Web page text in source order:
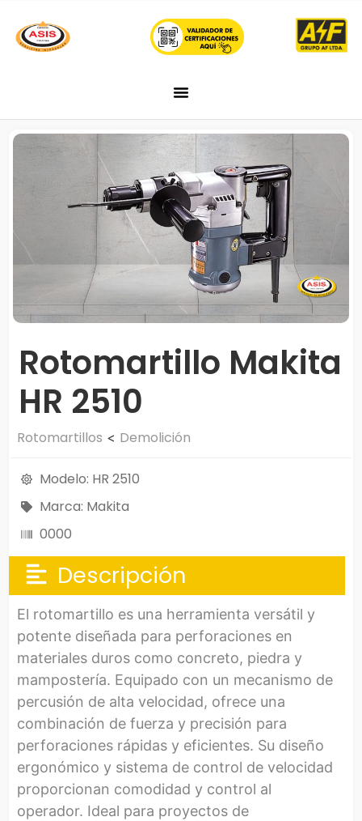
Rotomartillo Makita
HR 2510
Rotomartillos < Demolición
Modelo: HR 2510
Marca: Makita
0000
Descripción
El rotomartillo es una herramienta versátil y
potente diseñada para perforaciones en
materiales duros como concreto, piedra y
mampostería. Equipado con un mecanismo de
percusión de alta velocidad, ofrece una
combinación de fuerza y precisión para
perforaciones rápidas y eficientes. Su diseño
ergonómico y sistema de control de velocidad
proporcionan comodidad y control al
operador. Ideal para proyectos de